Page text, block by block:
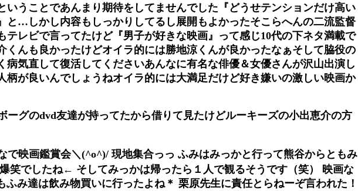
いうことであんまり期待をしてませんでした『どうせテンションだけ高い
と…しかし内容もしっかりしてるし展開もよかったそこらへんの二流監督
テレビで言ってたけど『男子が好きな映画』って感じ10代の下ネタ満載で
くんも良かったけどオイラ的には勝地涼くんが良かったなぁそして脇役の
病気直して復活してくださいあんなに有名な俳優＆女優さんが沢山出演し
柄が良いんでしょうねオイラ的には大満足だけど好き嫌いの激しい映画か
ーグのdvd友達が持ってたから借りて見たけどルーキーズの小出恵介の方
で映画鑑賞会＼(^o^)/ 現地集合っっ ふみはみっかと行って熊谷からともみ
笑でしたね← そしてみっかは帰ったら１人で観るそうです（笑） 映画な
ふみ達は飲み物買いに行ったよね＊ 栗原先生に責任とらねーぞ言われた！